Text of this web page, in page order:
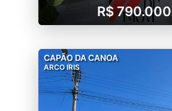
R$ 790.000
CAPÃO DA CANOA
ARCO IRIS